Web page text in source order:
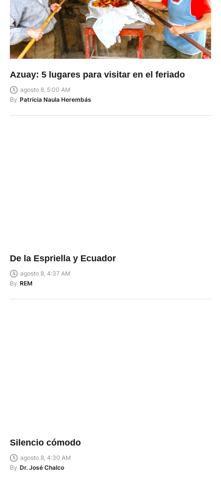
Azuay: 5 lugares para visitar en el feriado
agosto 8, 5:00 AM
By Patricia Naula Herembás
De la Espriella y Ecuador
agosto 8, 4:37 AM
By REM
Silencio cómodo
agosto 8, 4:30 AM
By Dr. José Chalco